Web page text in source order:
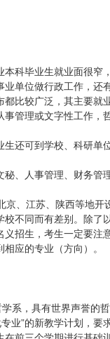
科毕业生就业面很
单位做行政工作，还
比较广泛，其主要就
管理或文字性工作
还可到学校、科研
、人事管理、财务管
、江苏、陕西等地开
不同而有差别。除了
招生，考生一定要
应的专业（方向）。
系，具有世界声誉的
业”的新教学计划，